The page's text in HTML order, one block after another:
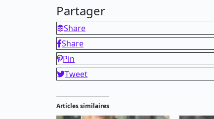
Partager
Share
Share
Pin
Tweet
Articles similaires